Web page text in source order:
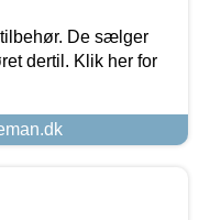
De sælger
dertil. Klik her for